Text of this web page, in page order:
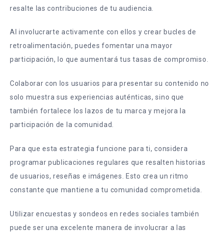
resalte las contribuciones de tu audiencia.
Al involucrarte activamente con ellos y crear bucles de
retroalimentación, puedes fomentar una mayor
participación, lo que aumentará tus tasas de compromiso.
Colaborar con los usuarios para presentar su contenido no
solo muestra sus experiencias auténticas, sino que
también fortalece los lazos de tu marca y mejora la
participación de la comunidad.
Para que esta estrategia funcione para ti, considera
programar publicaciones regulares que resalten historias
de usuarios, reseñas e imágenes. Esto crea un ritmo
constante que mantiene a tu comunidad comprometida.
Utilizar encuestas y sondeos en redes sociales también
puede ser una excelente manera de involucrar a las